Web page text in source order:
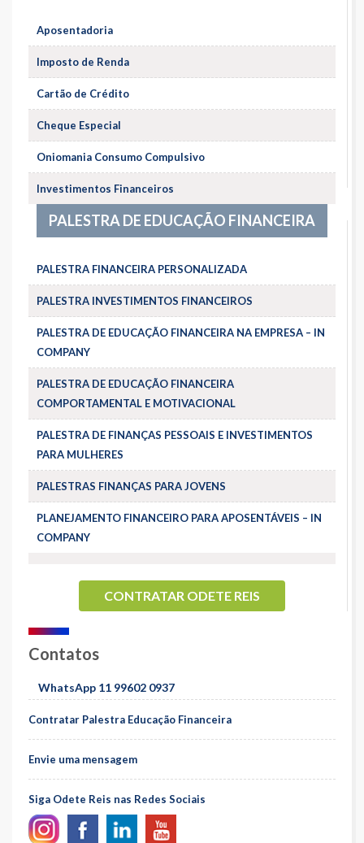
Aposentadoria
Imposto de Renda
Cartão de Crédito
Cheque Especial
Oniomania Consumo Compulsivo
Investimentos Financeiros
PALESTRA DE EDUCAÇÃO FINANCEIRA
PALESTRA FINANCEIRA PERSONALIZADA
PALESTRA INVESTIMENTOS FINANCEIROS
PALESTRA DE EDUCAÇÃO FINANCEIRA NA EMPRESA – IN
COMPANY
PALESTRA DE EDUCAÇÃO FINANCEIRA
COMPORTAMENTAL E MOTIVACIONAL
PALESTRA DE FINANÇAS PESSOAIS E INVESTIMENTOS
PARA MULHERES
PALESTRAS FINANÇAS PARA JOVENS
PLANEJAMENTO FINANCEIRO PARA APOSENTÁVEIS – IN
COMPANY
CONTRATAR ODETE REIS
Contatos
WhatsApp 11 99602 0937
Contratar Palestra Educação Financeira
Envie uma mensagem
Siga Odete Reis nas Redes Sociais